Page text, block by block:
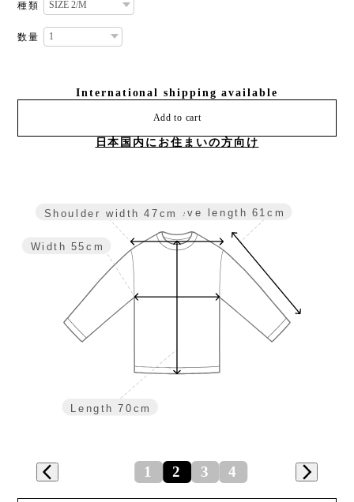
種類
数量
International shipping available
Add to cart
日本国内にお住まいの方向け
Sleeve length 61cm
Length 70cm
Width 55cm
Shoulder width 47cm
1 2 3 4